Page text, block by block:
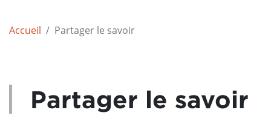
Accueil Partager le savoir
Partager le savoir